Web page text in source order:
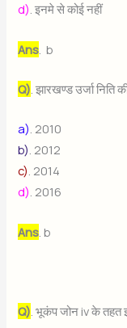
d). इनमे से कोई नहीं
Ans . b
Q). झारखण्ड उर्जा निति
a). 2010
b). 2012
c). 2014
d). 2016
Ans . b
Q). भूकंप जोन iv के तहत